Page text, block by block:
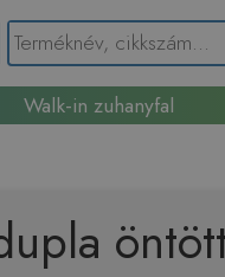
Walk-in zuhanyfal